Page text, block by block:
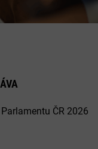
ČR 2026